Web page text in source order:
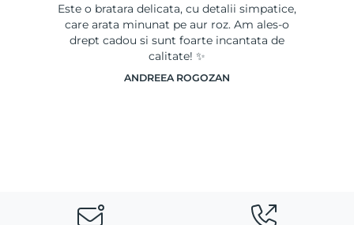
Este o bratara delicata, cu detalii simpatice,
care arata minunat pe aur roz. Am ales-o
drept cadou si sunt foarte incantata de
calitate! ✨
ANDREEA ROGOZAN